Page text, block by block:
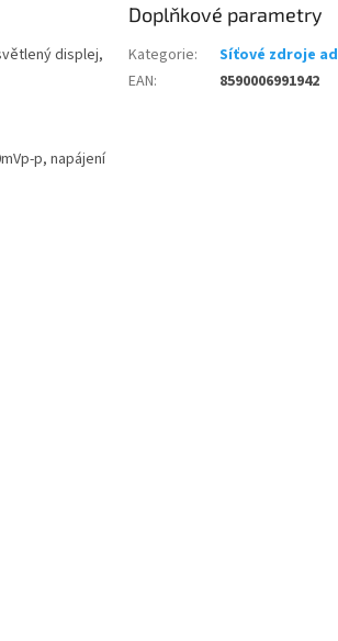
displej,
p, napájení
Doplňkové parametry
Kategorie:
Síťové zdroje
EAN: 8590006991942